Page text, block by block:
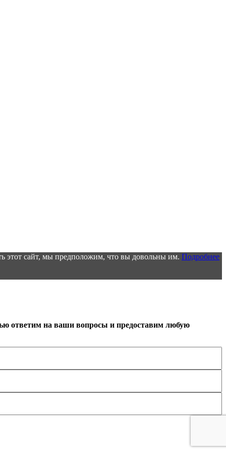
этот сайт, мы предположим, что вы довольны им. Подробнее
ответим на ваши вопросы и предоставим любую